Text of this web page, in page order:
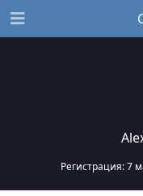
Регистрация:7